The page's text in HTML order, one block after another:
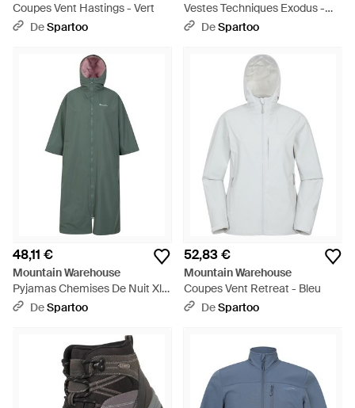
Coupes Vent Hastings - Vert
DeSpartoo
Vestes Techniques Exodus -
GrisDeSpartoo
48,11 €
Mountain Warehouse
Pyjamas Chemises De Nuit Xl
Mw1605 - Vert
DeSpartoo
52,83 €
Mountain Warehouse
Coupes Vent Retreat - Bleu
DeSpartoo